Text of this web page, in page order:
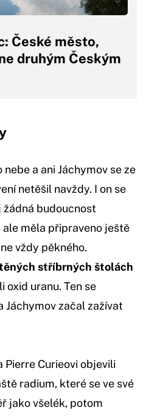
České město,
druhým Českým
a ani Jáchymov se ze
netěšil navždy. I on se
žádná budoucnost
měla připraveno ještě
vždy pěkného.
stříbrných štolách
oxid uranu. Ten se
Jáchymov začal zažívat
Pierre Curieovi objevili
radium, které se ve své
jako všelék, potom